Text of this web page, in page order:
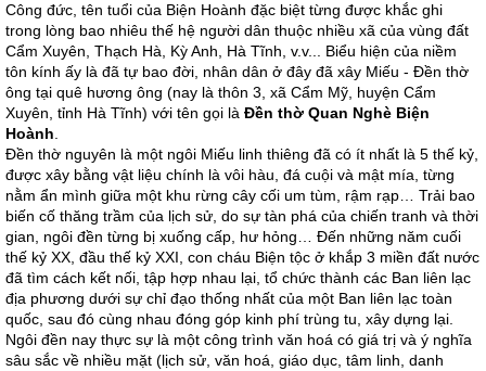
Công đức, tên tuổi của Biện Hoành đặc biệt từng được khắc ghi
trong lòng bao nhiêu thế hệ người dân thuộc nhiều xã của vùng đất
Cẩm Xuyên, Thạch Hà, Kỳ Anh, Hà Tĩnh, v.v... Biểu hiện của niềm
tôn kính ấy là đã tự bao đời, nhân dân ở đây đã xây Miếu - Đền thờ
ông tại quê hương ông (nay là thôn 3, xã Cẩm Mỹ, huyện Cẩm
Xuyên, tỉnh Hà Tĩnh) với tên gọi là Đền thờ Quan Nghè Biện
Hoành
Đền thờ nguyên là một ngôi Miếu linh thiêng đã có ít nhất là 5 thế kỷ,
được xây bằng vật liệu chính là vôi hàu, đá cuội và mật mía, từng
nằm ẩn mình giữa một khu rừng cây cối um tùm, rậm rạp… Trải bao
biến cố thăng trầm của lịch sử, do sự tàn phá của chiến tranh và thời
gian, ngôi đền từng bị xuống cấp, hư hỏng… Đến những năm cuối
thế kỷ XX, đầu thế kỷ XXI, con cháu Biện tộc ở khắp 3 miền đất nước
đã tìm cách kết nối, tập hợp nhau lại, tổ chức thành các Ban liên lạc
địa phương dưới sự chỉ đạo thống nhất của một Ban liên lạc toàn
quốc, sau đó cùng nhau đóng góp kinh phí trùng tu, xây dựng lại.
Ngôi đền nay thực sự là một công trình văn hoá có giá trị và ý nghĩa
sâu sắc về nhiều mặt (lịch sử, văn hoá, giáo dục, tâm linh, danh